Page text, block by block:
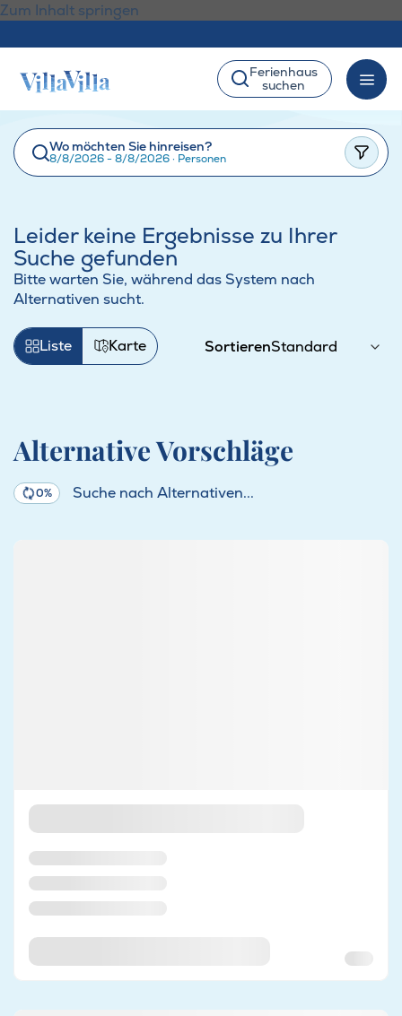
Zum Inhalt springen
Ferienhaus
suchen
Wo möchten Sie hinreisen?
8/8/2026 - 8/8/2026· Personen
Leider keine Ergebnisse zu Ihrer
Suche gefunden
Bitte warten Sie, während das System nach
Alternativen sucht.
Sortieren
Liste Karte
Alternative Vorschläge
0% Suche nach Alternativen...